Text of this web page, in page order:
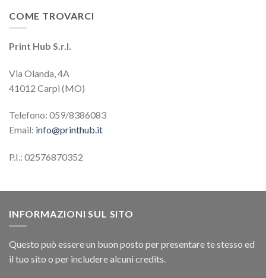
COME TROVARCI
Print Hub S.r.l.
Via Olanda, 4A
41012 Carpi (MO)
Telefono: 059/8386083
Email: info@printhub.it
P.I.: 02576870352
INFORMAZIONI SUL SITO
Questo può essere un buon posto per presentare te stesso ed
il tuo sito o per includere alcuni credits.